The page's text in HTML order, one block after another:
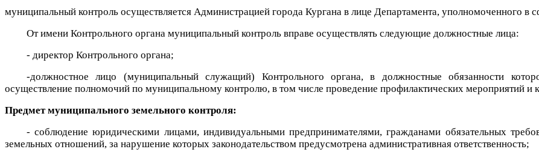
муниципальный контроль осуществляется Администрацией города Кургана в лице Департамента, уполномоченного в
От имени Контрольного органа муниципальный контроль вправе осуществлять следующие должностные лица:
- директор Контрольного органа;
-должностное лицо (муниципальный служащий) Контрольного органа, в должностные обязанности
осуществление полномочий по муниципальному контролю, в том числе проведение профилактических мероприятий и
Предмет муниципального земельного контроля:
- соблюдение юридическими лицами, индивидуальными предпринимателями, гражданами обязательных
земельных отношений, за нарушение которых законодательством предусмотрена административная ответственность;